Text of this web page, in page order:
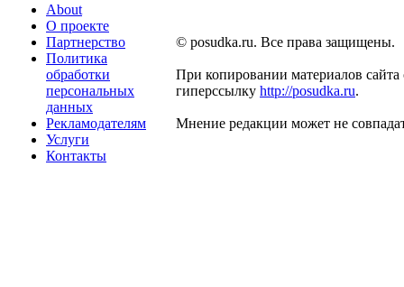
About
О проекте
Партнерство
Политика
обработки
персональных
данных
Рекламодателям
Услуги
Контакты
© posudka.ru. Все права защищены.
При копировании материалов сайта
гиперссылку http://posudka.ru.
Мнение редакции может не